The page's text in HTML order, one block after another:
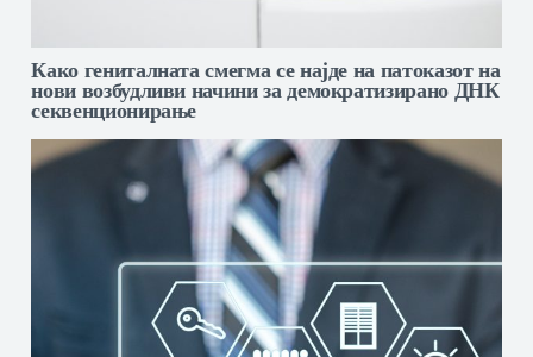
Како гениталната смегма се најде на патоказот на
нови возбудливи начини за демократизирано ДНК
секвенционирање